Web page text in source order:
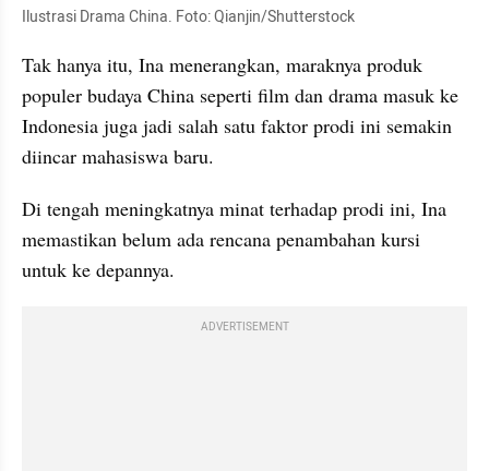
Ilustrasi Drama China. Foto: Qianjin/Shutterstock
Tak hanya itu, Ina menerangkan, maraknya produk
populer budaya China seperti film dan drama masuk ke
Indonesia juga jadi salah satu faktor prodi ini semakin
diincar mahasiswa baru.
Di tengah meningkatnya minat terhadap prodi ini, Ina
memastikan belum ada rencana penambahan kursi
untuk ke depannya.
ADVERTISEMENT